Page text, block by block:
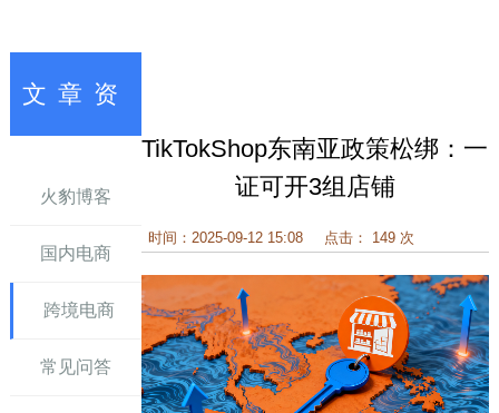
文章资
火豹博客
国内电商
跨境电商
常见问答
TikTokShop东南亚政策松绑：一
证可开3组店铺
时间：2025-09-12 15:08 点击： 149 次